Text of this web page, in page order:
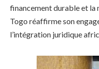
financement durable et la
Togo réaffirme son
l’intégration juridique